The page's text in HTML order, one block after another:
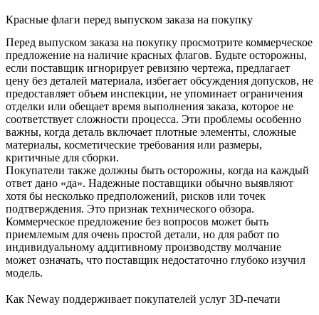
Красные флаги перед выпуском заказа на покупку
Перед выпуском заказа на покупку просмотрите коммерческое
предложение на наличие красных флагов. Будьте осторожны,
если поставщик игнорирует ревизию чертежа, предлагает
цену без деталей материала, избегает обсуждения допусков, не
предоставляет объем инспекции, не упоминает ограничения
отделки или обещает время выполнения заказа, которое не
соответствует сложности процесса. Эти проблемы особенно
важны, когда деталь включает плотные элементы, сложные
материалы, косметические требования или размеры,
критичные для сборки.
Покупатели также должны быть осторожны, когда на каждый
ответ дано «да». Надежные поставщики обычно выявляют
хотя бы несколько предположений, рисков или точек
подтверждения. Это признак технического обзора.
Коммерческое предложение без вопросов может быть
приемлемым для очень простой детали, но для работ по
индивидуальному аддитивному производству молчание
может означать, что поставщик недостаточно глубоко изучил
модель.
Как Neway поддерживает покупателей услуг 3D-печати